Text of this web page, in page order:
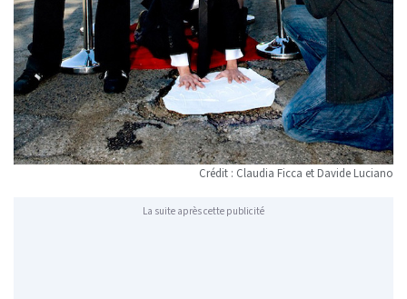
Crédit : Claudia Ficca et Davide Luciano
La suite après cette publicité